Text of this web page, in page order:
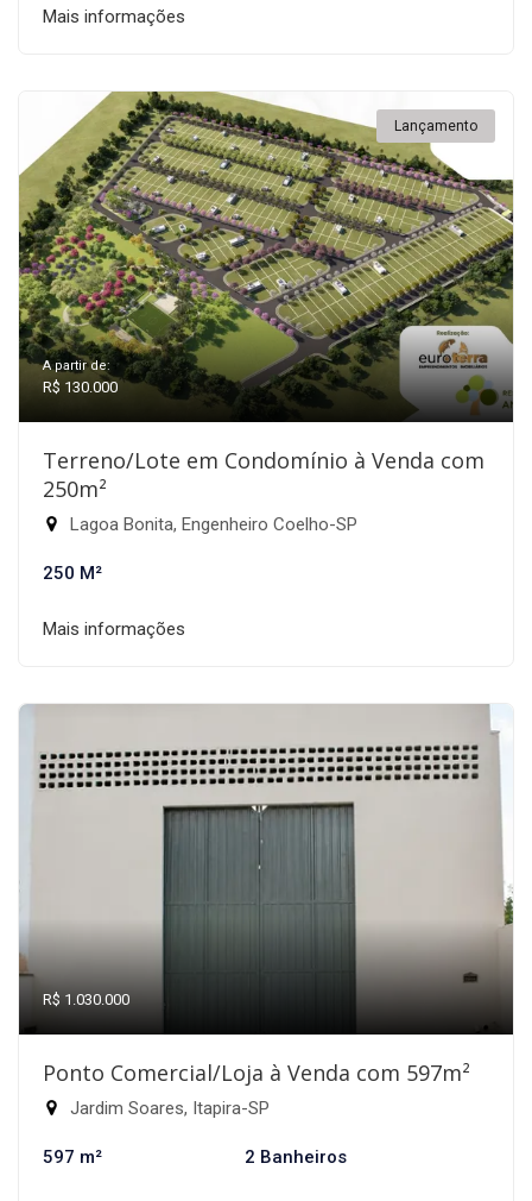
Mais informações
Lançamento
A partir de:
R$ 130.000
Terreno/Lote em Condomínio à Venda com
250m²
Lagoa Bonita, Engenheiro Coelho-SP
250 M²
Mais informações
R$ 1.030.000
Ponto Comercial/Loja à Venda com 597m²
Jardim Soares, Itapira-SP
597 m² 2 Banheiros